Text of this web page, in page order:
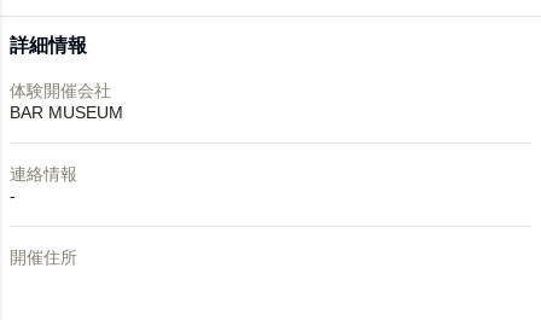
詳細情報
体験開催会社
BAR MUSEUM
連絡情報
-
開催住所